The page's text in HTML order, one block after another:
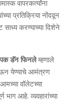
वापरकर्त्यांना
प्रतिक्रिया नोंदवून
करण्याच्या दिशेने
डॅन फिनलेम्हणाले
येण्याचे आमंत्रण
वॉलेटच्या
भाग आहे. व्यवहारांच्या